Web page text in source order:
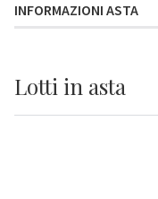
INFORMAZIONI ASTA
Lotti in asta